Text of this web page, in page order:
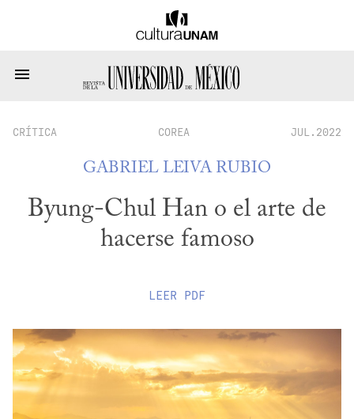
CRÍTICA COREA JUL.2022
GABRIEL LEIVA RUBIO
Byung-Chul Han o el arte de
hacerse famoso
LEER PDF